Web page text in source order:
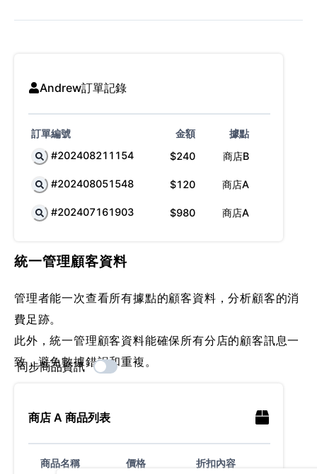
Andrew訂單記錄
訂單編號 金額
據點
#202408211154
$240 商店B
#202408051548 $120 商店A
#202407161903 $980 商店A
統一管理顧客資料
管理者能一次查看所有據點的顧客資料，分析顧客的消
費足跡。
此外，統一管理顧客資料能確保所有分店的顧客訊息一
致，避免數據錯誤和重複。
商店 A 商品列表
商品名稱 價格
折扣內容
同步商品資訊